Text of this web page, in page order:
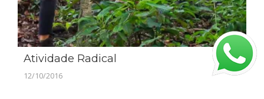
Atividade Radical
12/10/2016